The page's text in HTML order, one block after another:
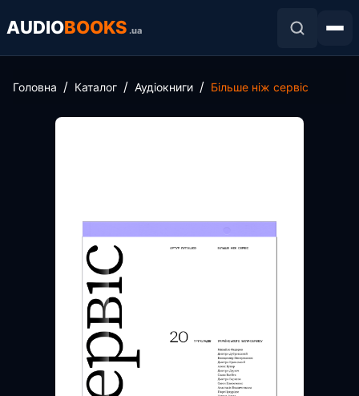
AUDIOBOOKS .ua
Головна Каталог Аудіокниги Більше ніж сервіс